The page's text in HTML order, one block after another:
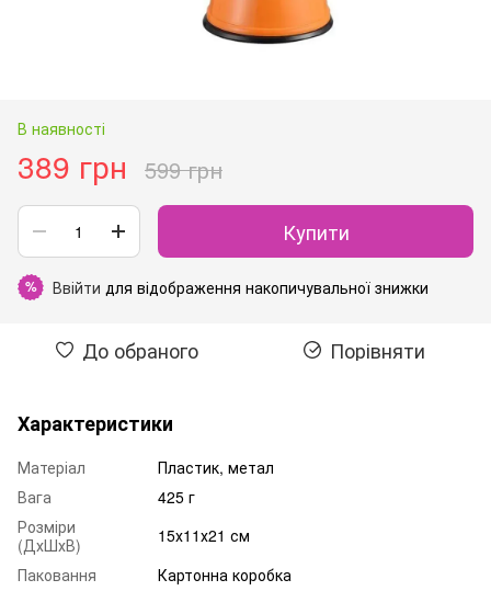
В наявності
389 грн 599 грн
Купити
% Ввійти для відображення накопичувальної знижки
До обраного Порівняти
Характеристики
Матеріал
Пластик, метал
Вага
425 г
Розміри
(ДхШхВ)
15х11х21 см
Паковання
Картонна коробка